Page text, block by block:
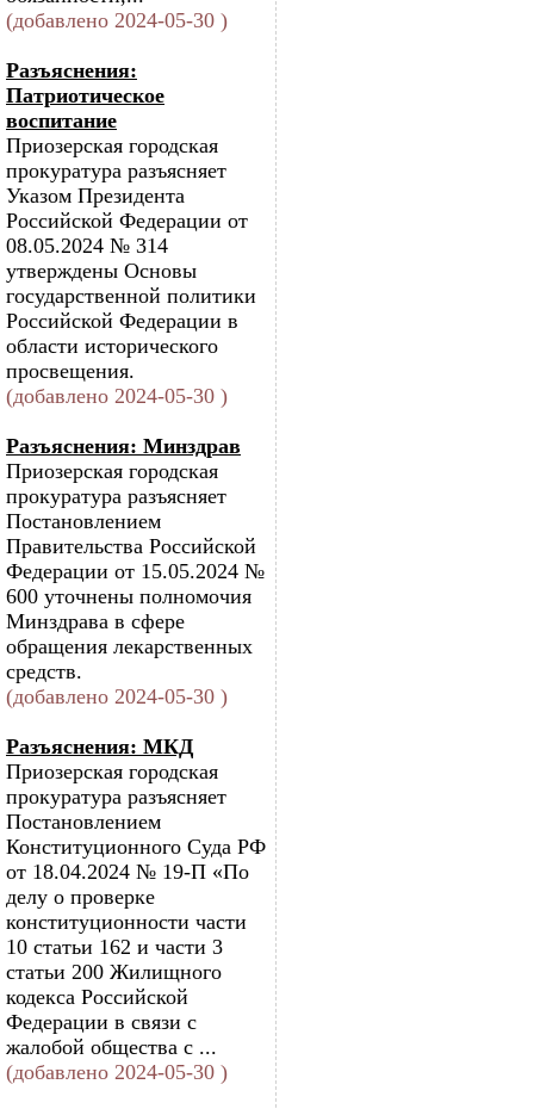
(добавлено 2024-05-30 )
Разъяснения:
Патриотическое
воспитание
Приозерская городская
прокуратура разъясняет
Указом Президента
Российской Федерации от
08.05.2024 № 314
утверждены Основы
государственной политики
Российской Федерации в
области исторического
просвещения.
(добавлено 2024-05-30 )
Разъяснения: Минздрав
Приозерская городская
прокуратура разъясняет
Постановлением
Правительства Российской
Федерации от 15.05.2024 №
600 уточнены полномочия
Минздрава в сфере
обращения лекарственных
средств.
(добавлено 2024-05-30 )
Разъяснения: МКД
Приозерская городская
прокуратура разъясняет
Постановлением
Конституционного Суда РФ
от 18.04.2024 № 19-П «По
делу о проверке
конституционности части
10 статьи 162 и части 3
статьи 200 Жилищного
кодекса Российской
Федерации в связи с
жалобой общества с ...
(добавлено 2024-05-30 )